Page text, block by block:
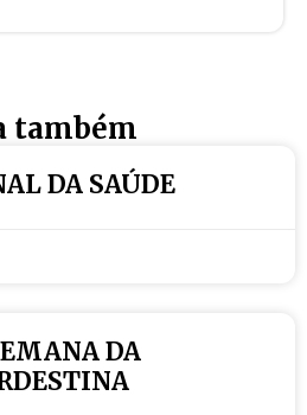
também
DA SAÚDE
DA